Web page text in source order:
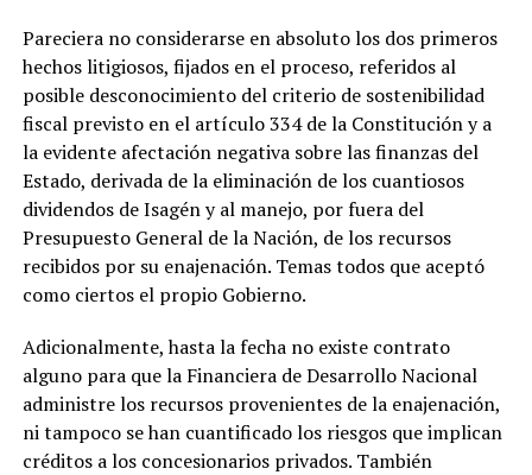
Pareciera no considerarse en absoluto los dos primeros
hechos litigiosos, fijados en el proceso, referidos al
posible desconocimiento del criterio de sostenibilidad
fiscal previsto en el artículo 334 de la Constitución y a
la evidente afectación negativa sobre las finanzas del
Estado, derivada de la eliminación de los cuantiosos
dividendos de Isagén y al manejo, por fuera del
Presupuesto General de la Nación, de los recursos
recibidos por su enajenación. Temas todos que aceptó
como ciertos el propio Gobierno.
Adicionalmente, hasta la fecha no existe contrato
alguno para que la Financiera de Desarrollo Nacional
administre los recursos provenientes de la enajenación,
ni tampoco se han cuantificado los riesgos que implican
créditos a los concesionarios privados. También